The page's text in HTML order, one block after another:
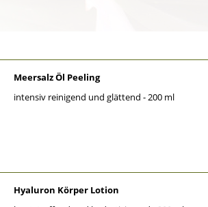
Meersalz Öl Peeling
intensiv reinigend und glättend - 200 ml
Hyaluron Körper Lotion